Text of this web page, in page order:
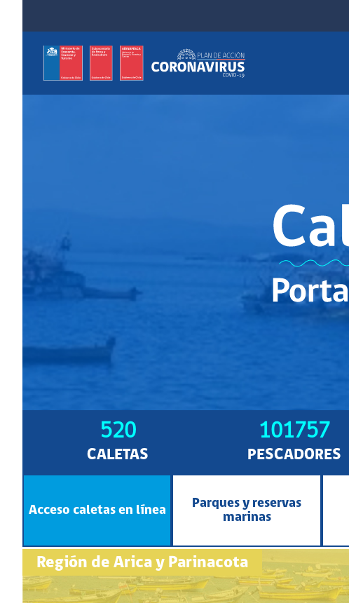
520
CALETAS
101757
PESCADORES
Acceso caletas en línea
Parques y reservas
marinas
Región de Arica y Parinacota